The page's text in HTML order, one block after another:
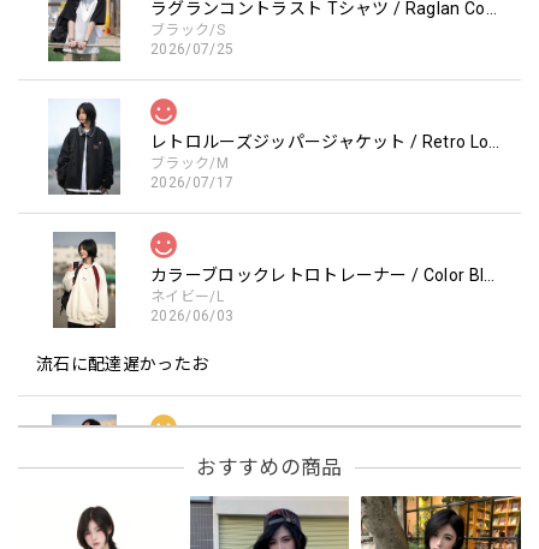
ブラック/S
2026/07/25
ブラック/M
2026/07/17
ネイビー/L
2026/06/03
流石に配達遅かったお
レッド/L
2026/05/30
おすすめの商品